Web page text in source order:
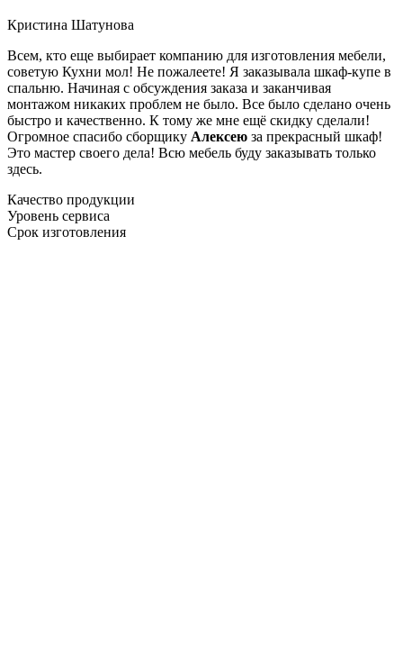
Кристина Шатунова
Всем, кто еще выбирает компанию для изготовления мебели,
советую Кухни мол! Не пожалеете! Я заказывала шкаф-купе в
спальню. Начиная с обсуждения заказа и заканчивая
монтажом никаких проблем не было. Все было сделано очень
быстро и качественно. К тому же мне ещё скидку сделали!
Огромное спасибо сборщику Алексею за прекрасный шкаф!
Это мастер своего дела! Всю мебель буду заказывать только
здесь.
Качество продукции
Уровень сервиса
Срок изготовления